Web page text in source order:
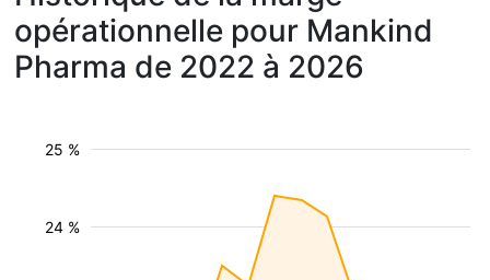
opérationnelle pour Mankind
Pharma de 2022 à 2026
24 %
25 %